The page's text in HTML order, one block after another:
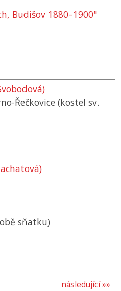
Budišov 1880–1900"
Řečkovice (kostel sv.
sňatku)
následující »»